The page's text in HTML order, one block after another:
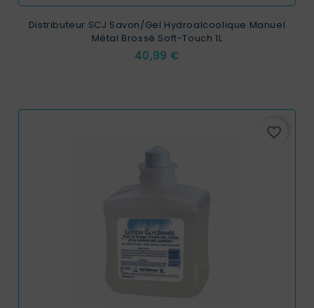
Distributeur SCJ Savon/Gel Hydroalcoolique Manuel
Métal Brossé Soft-Touch 1L
Prix
40,99 €
favorite_border